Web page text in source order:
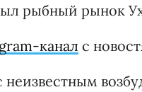
рыбный рынок
канал с